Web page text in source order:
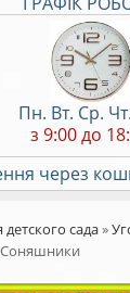
Пн. Вт. Ср.
з 9:00 до
через
сада»
Соняшники